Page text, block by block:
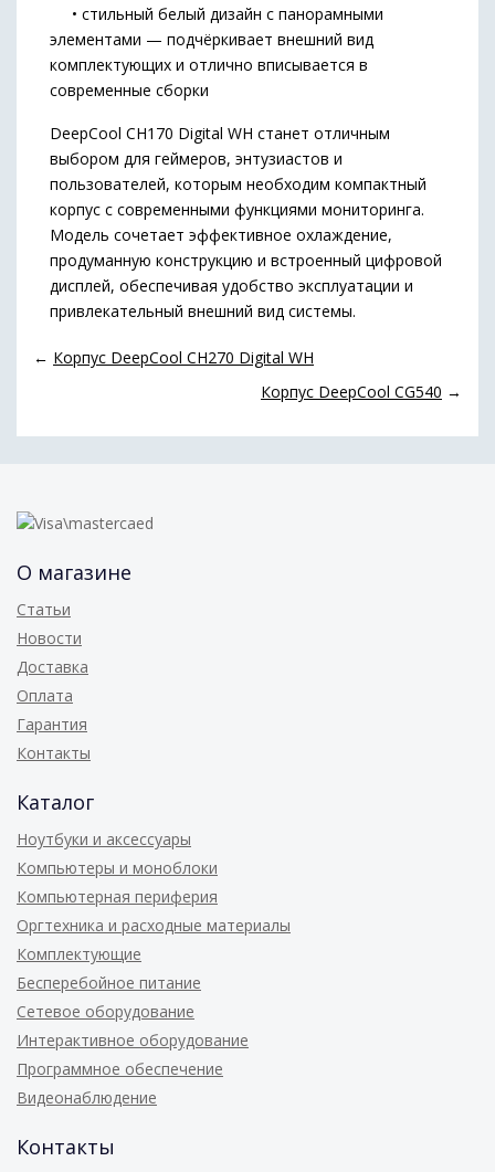
• стильный белый дизайн с панорамными
элементами — подчёркивает внешний вид
комплектующих и отлично вписывается в
современные сборки
DeepCool CH170 Digital WH станет отличным
выбором для геймеров, энтузиастов и
пользователей, которым необходим компактный
корпус с современными функциями мониторинга.
Модель сочетает эффективное охлаждение,
продуманную конструкцию и встроенный цифровой
дисплей, обеспечивая удобство эксплуатации и
привлекательный внешний вид системы.
← Корпус DeepCool CH270 Digital WH
Корпус DeepCool CG540 →
О магазине
Статьи
Новости
Доставка
Оплата
Гарантия
Контакты
Каталог
Ноутбуки и аксессуары
Компьютеры и моноблоки
Компьютерная периферия
Оргтехника и расходные материалы
Комплектующие
Бесперебойное питание
Сетевое оборудование
Интерактивное оборудование
Программное обеспечение
Видеонаблюдение
Контакты